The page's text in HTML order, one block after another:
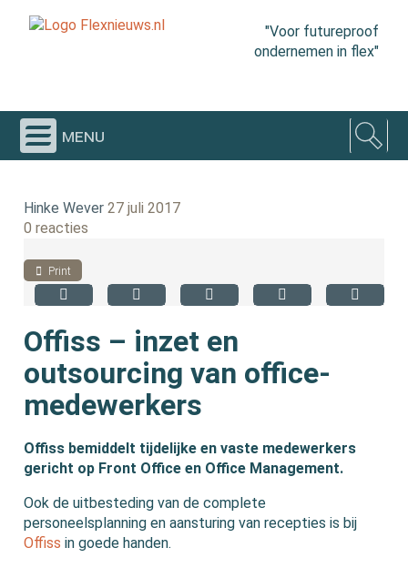
"Voor futureproof
ondernemen in flex"
menu
Hinke Wever 27 juli 2017
0 reacties
Print
Offiss – inzet en
outsourcing van office-
medewerkers
Offiss bemiddelt tijdelijke en vaste medewerkers
gericht op Front Office en Office Management.
Ook de uitbesteding van de complete
personeelsplanning en aansturing van recepties is bij
Offiss in goede handen.